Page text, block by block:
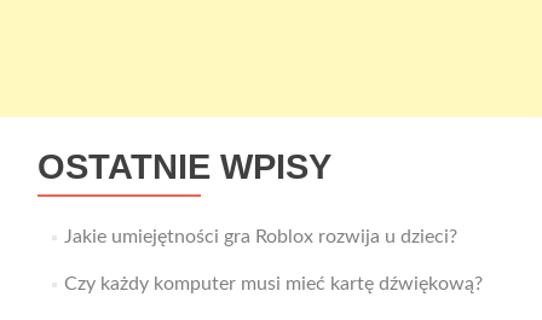
OSTATNIE WPISY
Jakie umiejętności gra Roblox rozwija u dzieci?
Czy każdy komputer musi mieć kartę dźwiękową?